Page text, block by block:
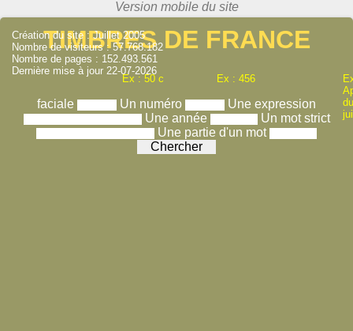
TIMBRES DE FRANCE
Ex : 50 c Ex : 456
faciale Un numéro
Une expression
Une année
Un mot strict
Une partie d'un mot
Création du site : Juillet 2005
Nombre de visiteurs : 57.768.182
Nombre de pages : 152.493.561
Dernière mise à jour 22-07-2026